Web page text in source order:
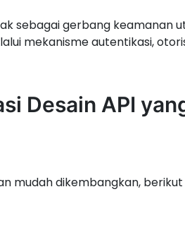
sebagai gerbang keamanan
mekanisme autentikasi,
Desain API
mudah dikembangkan,